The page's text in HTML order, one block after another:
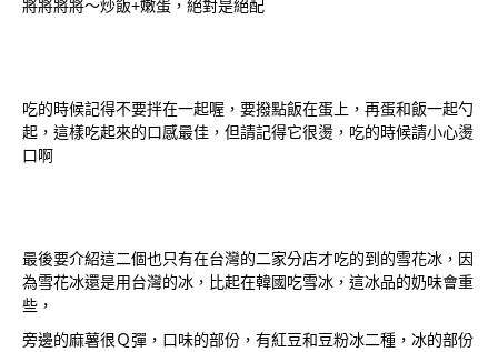
將將將將～炒飯+嫩蛋，絕對是絕配
吃的時候記得不要拌在一起喔，要撥點飯在蛋上，再蛋和飯一起勺
起，這樣吃起來的口感最佳， 但請記得它很燙，吃的時候請小心燙
口啊
最後要介紹這二個也只有在台灣的二家分店才吃的到的雪花冰， 因
為雪花冰還是用台灣的冰，比起在韓國吃雪冰，這冰品的奶味會重
些，
旁邊的麻薯很Ｑ彈，口味的部份，有紅豆和豆粉冰二種， 冰的部份